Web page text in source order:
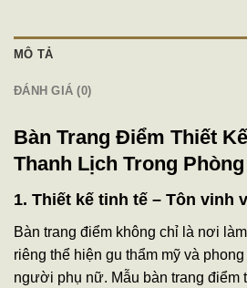
MÔ TẢ
ĐÁNH GIÁ (0)
Bàn Trang Điểm Thiết
Thanh Lịch Trong
1. Thiết kế tinh tế – Tôn vinh
Bàn trang điểm không chỉ là nơi
riêng thể hiện gu thẩm mỹ và
người phụ nữ. Mẫu bàn trang